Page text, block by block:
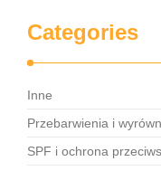
Categories
Inne
Przebarwienia i
SPF i ochrona